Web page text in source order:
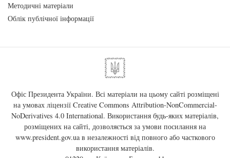
Методичні матеріали
Облік публічної інформації
Офіс Президента України. Всі матеріали на цьому сайті розміщені
на умовах ліцензії Creative Commons Attribution-NonCommercial-
NoDerivatives 4.0 International. Використання будь-яких матеріалів,
розміщених на сайті, дозволяється за умови посилання на
www.president.gov.uaв незалежності від повного або часткового
використання матеріалів.